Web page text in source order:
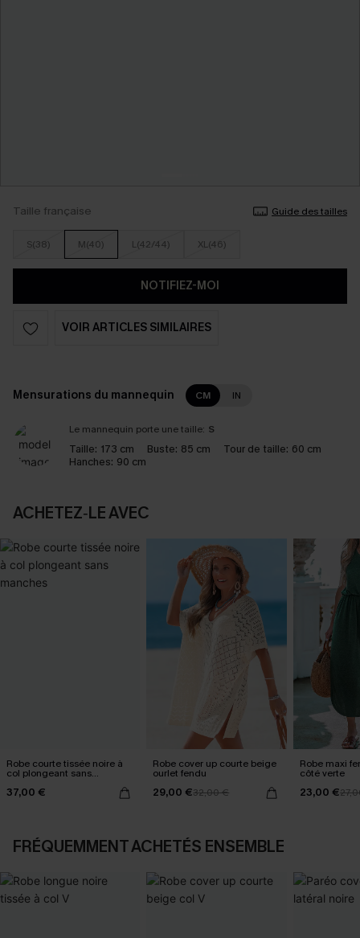
Taille française Guide des tailles
S(38) M(40) L(42/44) XL(46)
NOTIFIEZ-MOI
VOIR ARTICLES SIMILAIRES
Mensurations du mannequin CM IN
Le mannequin porte une taille: S
Taille: 173 cm Buste: 85 cm Tour de taille: 60 cm
Hanches: 90 cm
ACHETEZ‑LE AVEC
Robe courte tissée noire à
col plongeant sans
manches
37,00 €
Robe cover up courte beige
ourlet fendu
29,00 €32,00 €
Robe maxi
côté verte
23,00 €
FRÉQUEMMENT ACHETÉS ENSEMBLE